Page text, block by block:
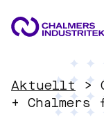
VAD VI GÖR
VÅRA
Aktuellt >
+ Chalmers